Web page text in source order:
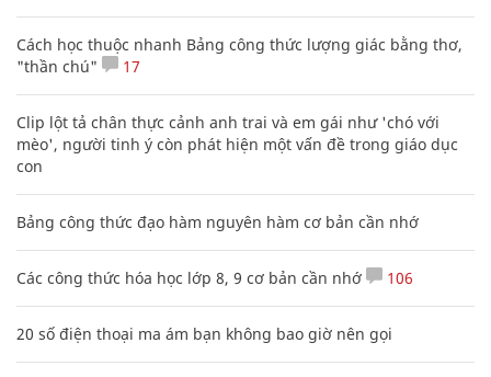
Cách học thuộc nhanh Bảng công thức lượng giác bằng thơ,
"thần chú"
17
Clip lột tả chân thực cảnh anh trai và em gái như 'chó với
mèo', người tinh ý còn phát hiện một vấn đề trong giáo dục
con
Bảng công thức đạo hàm nguyên hàm cơ bản cần nhớ
Các công thức hóa học lớp 8, 9 cơ bản cần nhớ 106
20 số điện thoại ma ám bạn không bao giờ nên gọi